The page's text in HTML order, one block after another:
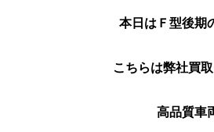
本日はＦ型後期
こちらは弊社買
高品質車